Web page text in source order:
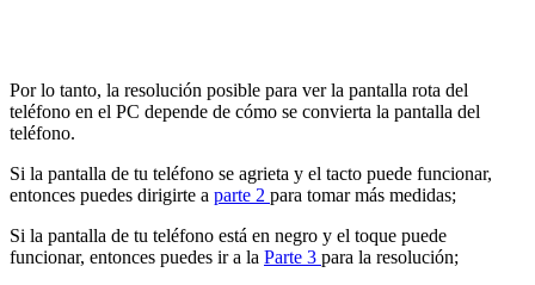
Por lo tanto, la resolución posible para ver la pantalla rota del
teléfono en el PC depende de cómo se convierta la pantalla del
teléfono.
Si la pantalla de tu teléfono se agrieta y el tacto puede funcionar,
entonces puedes dirigirte a parte 2 para tomar más medidas;
Si la pantalla de tu teléfono está en negro y el toque puede
funcionar, entonces puedes ir a la Parte 3 para la resolución;